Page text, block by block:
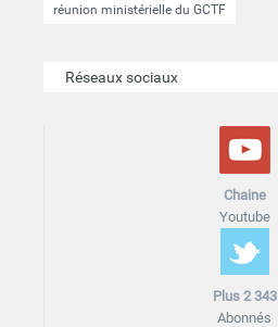
réunion ministérielle du GCTF
Réseaux sociaux
Chaine
Youtube
Plus 2 343
Abonnés